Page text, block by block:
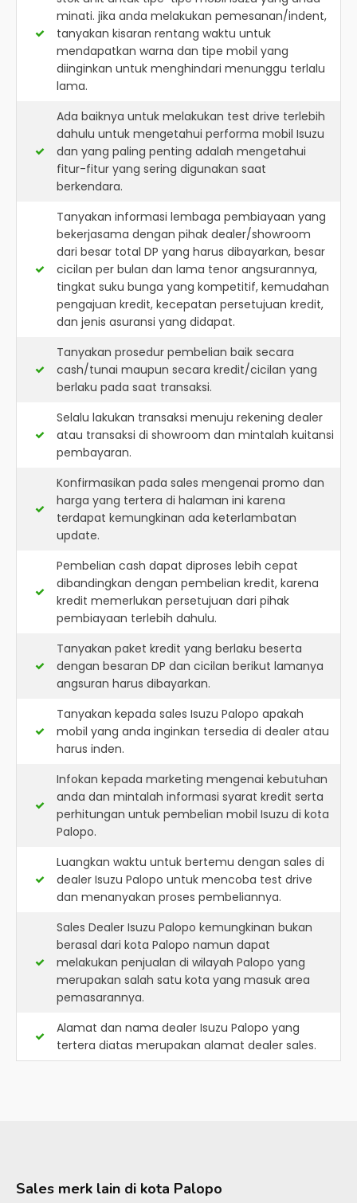
minati. jika anda melakukan pemesanan/indent,
tanyakan kisaran rentang waktu untuk
mendapatkan warna dan tipe mobil yang
diinginkan untuk menghindari menunggu terlalu
lama.
Ada baiknya untuk melakukan test drive terlebih
dahulu untuk mengetahui performa mobil Isuzu
dan yang paling penting adalah mengetahui
fitur-fitur yang sering digunakan saat
berkendara.
Tanyakan informasi lembaga pembiayaan yang
bekerjasama dengan pihak dealer/showroom
dari besar total DP yang harus dibayarkan, besar
cicilan per bulan dan lama tenor angsurannya,
tingkat suku bunga yang kompetitif, kemudahan
pengajuan kredit, kecepatan persetujuan kredit,
dan jenis asuransi yang didapat.
Tanyakan prosedur pembelian baik secara
cash/tunai maupun secara kredit/cicilan yang
berlaku pada saat transaksi.
Selalu lakukan transaksi menuju rekening dealer
atau transaksi di showroom dan mintalah kuitansi
pembayaran.
Konfirmasikan pada sales mengenai promo dan
harga yang tertera di halaman ini karena
terdapat kemungkinan ada keterlambatan
update.
Pembelian cash dapat diproses lebih cepat
dibandingkan dengan pembelian kredit, karena
kredit memerlukan persetujuan dari pihak
pembiayaan terlebih dahulu.
Tanyakan paket kredit yang berlaku beserta
dengan besaran DP dan cicilan berikut lamanya
angsuran harus dibayarkan.
Tanyakan kepada sales Isuzu Palopo apakah
mobil yang anda inginkan tersedia di dealer atau
harus inden.
Infokan kepada marketing mengenai kebutuhan
anda dan mintalah informasi syarat kredit serta
perhitungan untuk pembelian mobil Isuzu di kota
Palopo.
Luangkan waktu untuk bertemu dengan sales di
dealer Isuzu Palopo untuk mencoba test drive
dan menanyakan proses pembeliannya.
Sales Dealer Isuzu Palopo kemungkinan bukan
berasal dari kota Palopo namun dapat
melakukan penjualan di wilayah Palopo yang
merupakan salah satu kota yang masuk area
pemasarannya.
Alamat dan nama dealer Isuzu Palopo yang
tertera diatas merupakan alamat dealer sales.
Sales merk lain di kota Palopo